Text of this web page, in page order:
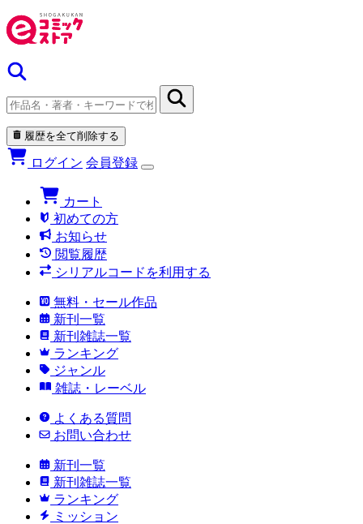
履歴を全て削除する
ログイン 会員登録
カート
初めての方
お知らせ
閲覧履歴
シリアルコードを利用する
無料・セール作品
新刊一覧
新刊雑誌一覧
ランキング
ジャンル
雑誌・レーベル
よくある質問
お問い合わせ
新刊一覧
新刊雑誌一覧
ランキング
ミッション